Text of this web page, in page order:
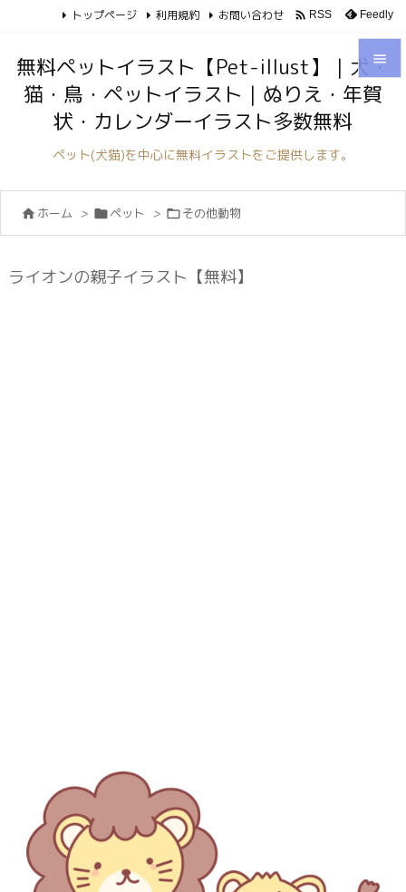



トップページ 利用規約 お問い合わせ  RSS Feedly
無料ペットイラスト【Pet-illust】｜犬・
猫・鳥・ペットイラスト｜ぬりえ・年賀
状・カレンダーイラスト多数無料
ペット(犬猫)を中心に無料イラストをご提供します。
 ホーム > ペット > その他動物
ライオンの親子イラスト【無料】